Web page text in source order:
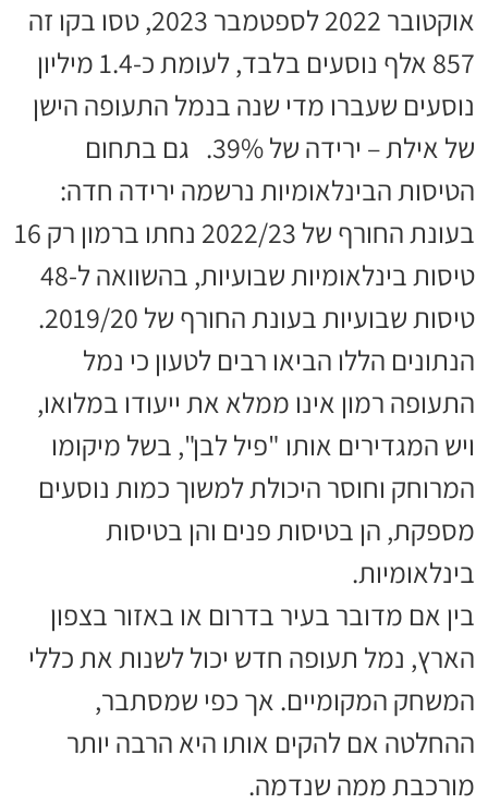
אוקטובר 2022 לספטמבר 2023, טסו בקו זה
857 אלף נוסעים בלבד, לעומת כ-1.4 מיליון
נוסעים שעברו מדי שנה בנמל התעופה הישן
של אילת – ירידה של 39%. גם בתחום
הטיסות הבינלאומיות נרשמה ירידה חדה:
בעונת החורף של 2022/23 נחתו ברמון רק 16
טיסות בינלאומיות שבועיות, בהשוואה ל-48
טיסות שבועיות בעונת החורף של 2019/20.
הנתונים הללו הביאו רבים לטעון כי נמל
התעופה רמון אינו ממלא את ייעודו במלואו,
ויש המגדירים אותו "פיל לבן", בשל מיקומו
המרוחק וחוסר היכולת למשוך כמות נוסעים
מספקת, הן בטיסות פנים והן בטיסות
בינלאומיות.
בין אם מדובר בעיר בדרום או באזור בצפון
הארץ, נמל תעופה חדש יכול לשנות את כללי
המשחק המקומיים. אך כפי שמסתבר,
ההחלטה אם להקים אותו היא הרבה יותר
מורכבת ממה שנדמה.